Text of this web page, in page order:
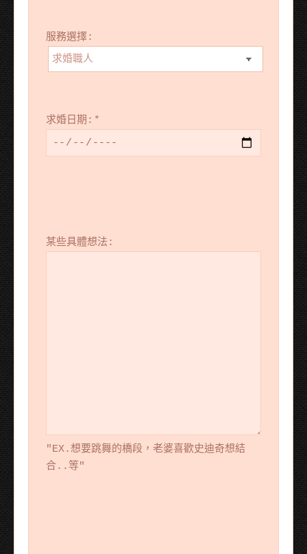
服務選擇:
求婚日期: *
某些具體想法:
"EX.想要跳舞的橋段，老婆喜歡史迪奇想結
合..等"